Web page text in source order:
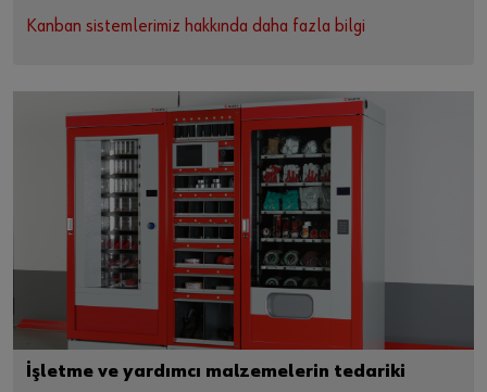
Kanban sistemlerimiz hakkında daha fazla bilgi
İşletme ve yardımcı malzemelerin tedariki